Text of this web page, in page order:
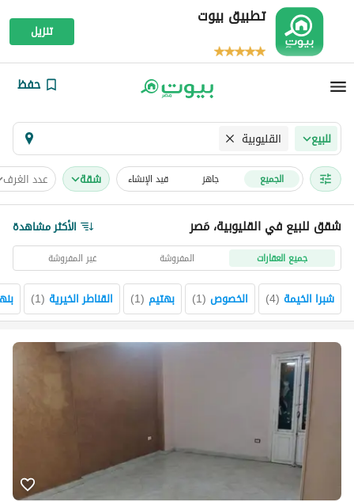
تطبيق بيوت
تنزيل
حفظ
للبيع القليوبية
الجميع جاهز قيد الإنشاء شقة عدد الغرف
شقق للبيع في القليوبية، مَصر الأكثر مشاهدة
جميع العقارات المفروشة غير المفروشة
شبرا الخيمة (
4
) الخصوص (
1
) بهتيم (
1
) القناطر الخيرية (
1
)